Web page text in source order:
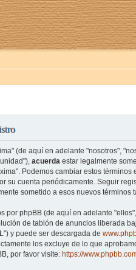
(de aquí en adelante "nosotros",
acuerdaestar legalmente
Podemos cambiar estos
su cuenta periódicamente. Seguir
sometido a esos nuevos términos
por phpBB (de aquí en adelante
de tablón de anuncios liberada
y puede ser descargada de
los excluye de lo que
por favor visite: https://